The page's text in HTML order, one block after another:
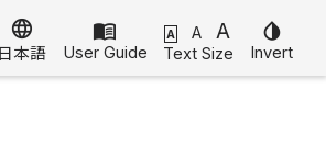
language
日本語
menu_book
User Guide
A A A
Text Size
invert_colors
Invert